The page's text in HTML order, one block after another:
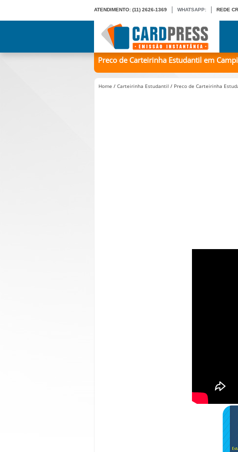
ATENDIMENTO: (11) 2626-1369 WHATSAPP: REDE
Preco de Carteirinha Estudantil em
Home / Carteirinha Estudantil / Preco de Carteirinha